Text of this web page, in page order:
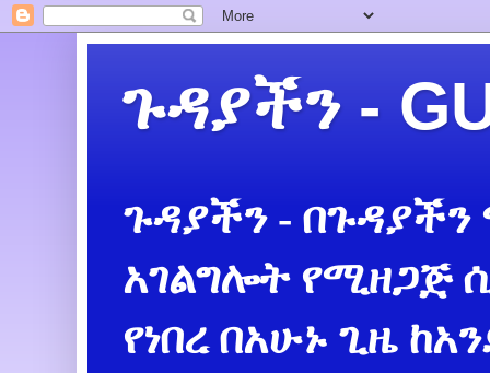
ጉዳያችን -
ጉዳያችን -
አገልግሎት የሚዘጋጅ
የነበረ በአሁኑ ጊዜ